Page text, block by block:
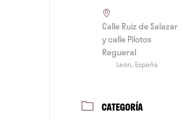
Calle Ruiz de Salazar
y calle Pilotos
Regueral
León, España
CATEGORÍA